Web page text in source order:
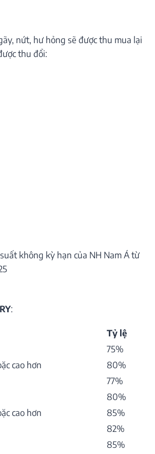
nứt, hư hỏng sẽ được thu mua lại
thu đổi:
không kỳ hạn của NH Nam Á từ
:
Tỷ lệ
75%
cao hơn
80%
77%
80%
cao hơn
85%
82%
85%